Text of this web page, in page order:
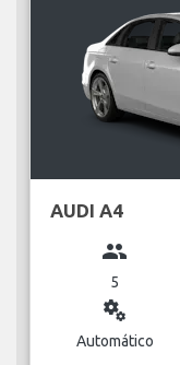
AUDI A4
group
5
miscellaneous_services
Automático